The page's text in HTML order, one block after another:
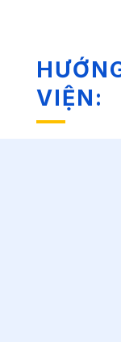
VIỆN: